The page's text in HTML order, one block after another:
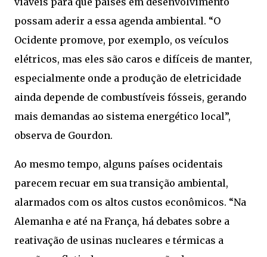
possam aderir a essa agenda ambiental. “O
Ocidente promove, por exemplo, os veículos
elétricos, mas eles são caros e difíceis de manter,
especialmente onde a produção de eletricidade
ainda depende de combustíveis fósseis, gerando
mais demandas ao sistema energético local”,
observa de Gourdon.
Ao mesmo tempo, alguns países ocidentais
parecem recuar em sua transição ambiental,
alarmados com os altos custos econômicos. “Na
Alemanha e até na França, há debates sobre a
reativação de usinas nucleares e térmicas a